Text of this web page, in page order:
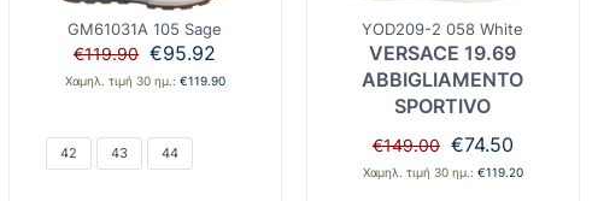
GM61031A 105 Sage
€119.90 Original
was:
€95.92
τιμή
Χαμηλ. τιμή 30 ημ.: €119.90
42 43 44
YOD209-2 058 White
VERSACE 19.69
ABBIGLIAMENTO
SPORTIVO
€149.00 Original
was:
€74.50Η
τιμή
Χαμηλ. τιμή 30 ημ.: €119.20